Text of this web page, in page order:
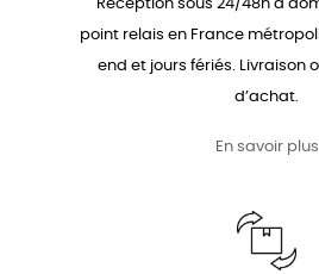
Réception sous 24/48h à
point relais en France
end et jours fériés. Livraison
d’achat.
En savoir plus